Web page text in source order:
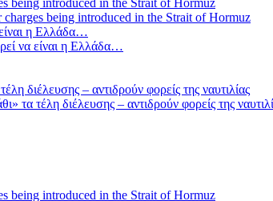
being introduced in the Strait of Hormuz
να είναι η Ελλάδα…
τέλη διέλευσης – αντιδρούν φορείς της